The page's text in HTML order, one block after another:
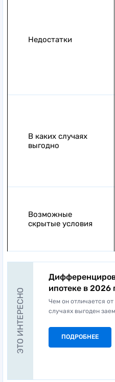
Недостатки
В каких случаях
выгодно
Возможные
скрытые условия
ЭТО ИНТЕРЕСНО
ипотеке в 2026
Чем он отличается от
случаях выгоден
ПОДРОБНЕЕ